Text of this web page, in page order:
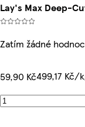
Lay's Max Deep-
Zatím žádné
59,90 Kč499,17 Kč/